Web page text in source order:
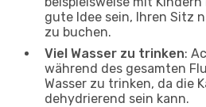
gute Idee sein, Ihren Sitz
zu buchen.
Viel Wasser zu trinken:
während des gesamten
Wasser zu trinken, da die
dehydrierend sein kann.